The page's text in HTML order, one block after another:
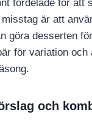
fördelade för att
är att
göra desserten
för variation och
och